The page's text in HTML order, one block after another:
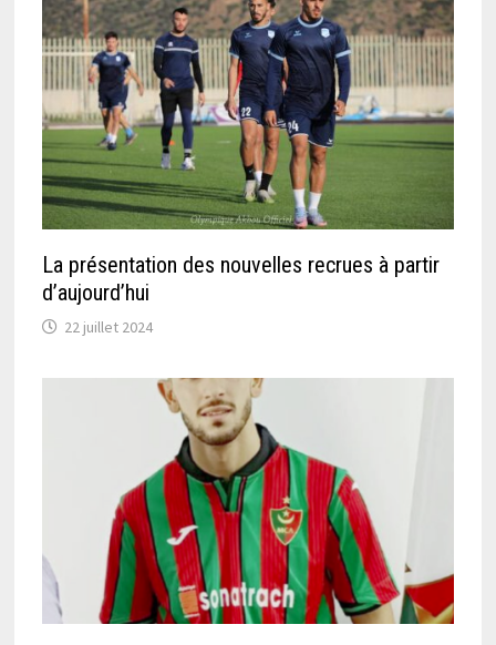
La présentation des nouvelles recrues à partir
d’aujourd’hui
22 juillet 2024